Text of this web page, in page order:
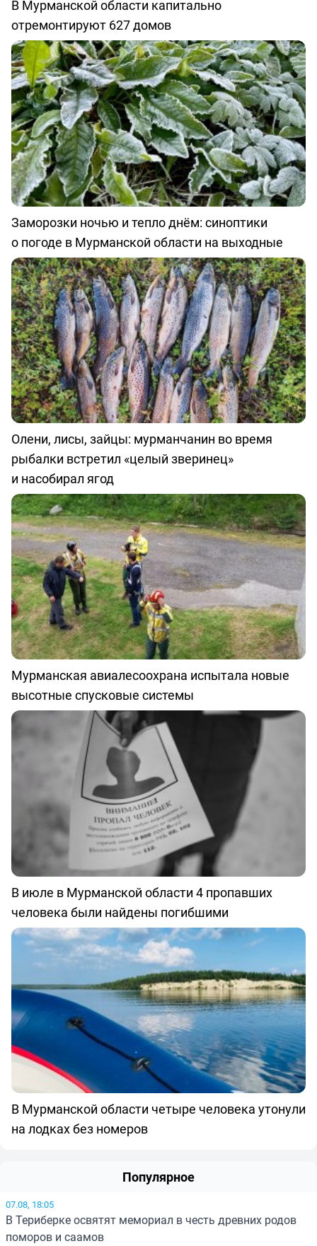
В Мурманской области капитально
отремонтируют 627 домов
Заморозки ночью и тепло днём: синоптики
о погоде в Мурманской области на выходные
Олени, лисы, зайцы: мурманчанин во время
рыбалки встретил «целый зверинец»
и насобирал ягод
Мурманская авиалесоохрана испытала новые
высотные спусковые системы
В июле в Мурманской области 4 пропавших
человека были найдены погибшими
В Мурманской области четыре человека утонули
на лодках без номеров
Популярное
07.08, 18:05
В Териберке освятят мемориал в честь древних родов
поморов и саамов